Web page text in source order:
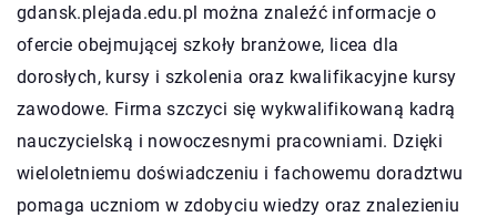
gdansk.plejada.edu.pl można znaleźć informacje o
ofercie obejmującej szkoły branżowe, licea dla
dorosłych, kursy i szkolenia oraz kwalifikacyjne kursy
zawodowe. Firma szczyci się wykwalifikowaną kadrą
nauczycielską i nowoczesnymi pracowniami. Dzięki
wieloletniemu doświadczeniu i fachowemu doradztwu
pomaga uczniom w zdobyciu wiedzy oraz znalezieniu